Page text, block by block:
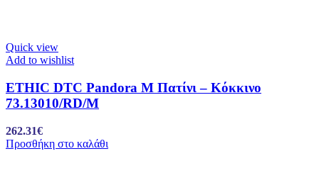
Quick view
Add to wishlist
ETHIC DTC Pandora M Πατίνι – Κόκκινο
73.13010/RD/M
262.31€
Προσθήκη στο καλάθι